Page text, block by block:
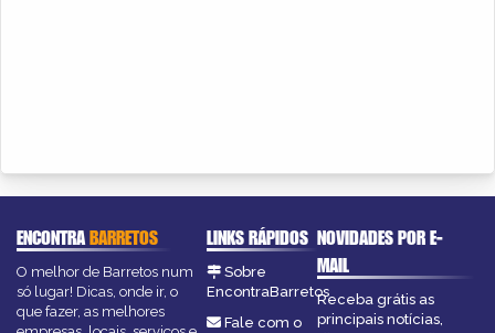
ENCONTRABARRETOS
O melhor de Barretos num
só lugar! Dicas, onde ir, o
que fazer, as melhores
LINKS RÁPIDOS
Sobre
EncontraBarretos
Fale com o
NOVIDADES POR E-
MAIL
Receba grátis as
principais notícias,